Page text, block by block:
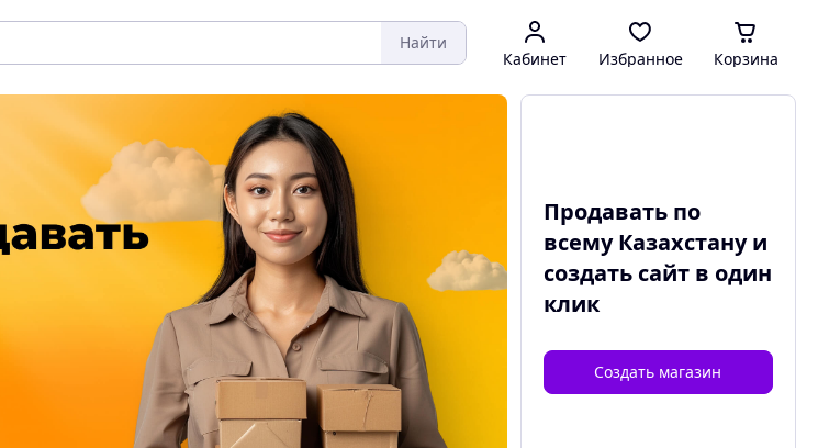
Найти
Кабинет Избранное Корзина
Продавать по
всему Казахстану и
создать сайтв один
клик
Создать магазин